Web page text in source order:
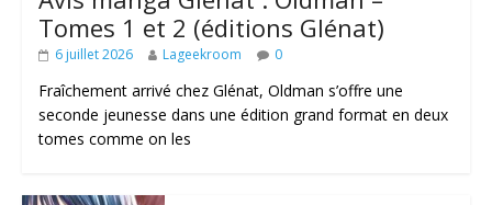
Tomes 1 et 2 (éditions Glénat)
6 juillet 2026 Lageekroom 0
Fraîchement arrivé chez Glénat, Oldman s’offre une
seconde jeunesse dans une édition grand format en deux
tomes comme on les